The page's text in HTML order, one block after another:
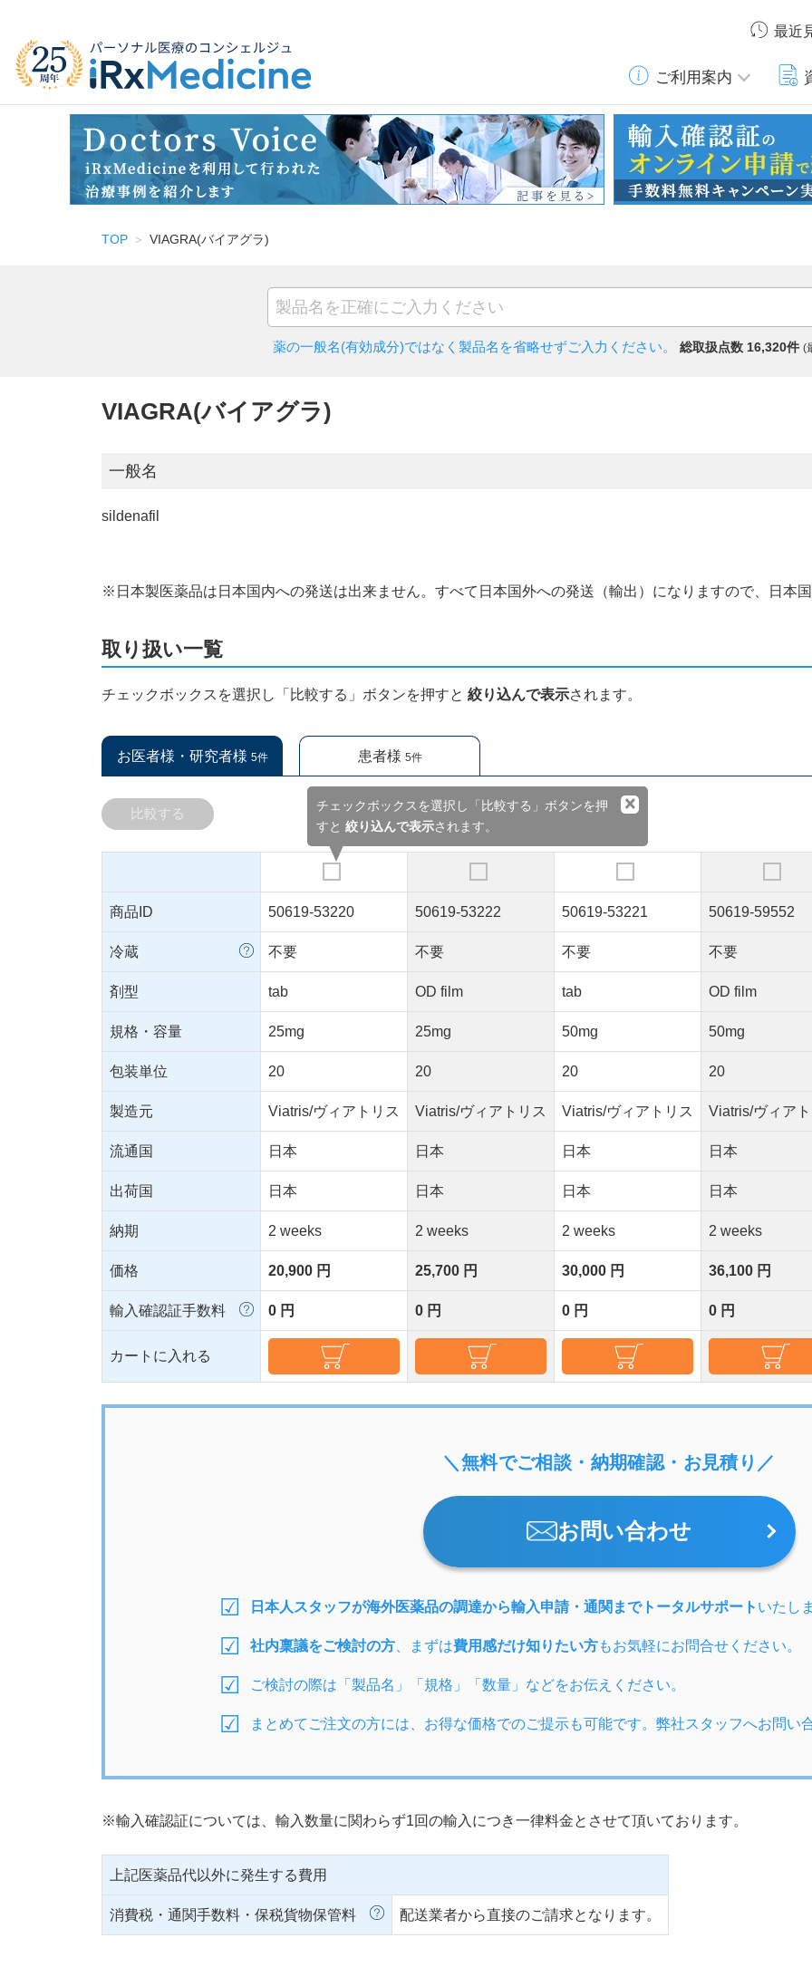
最近
ご利用案内
TOP VIAGRA(バイアグラ)
薬の一般名(有効成分)ではなく 製品名を省略せずご入力ください。 総取扱点数 16,320件 (
VIAGRA(バイアグラ)
一般名
sildenafil
※日本製医薬品は日本国内への発送は出来ません。すべて日本国外への発送（輸出）になりますので、日本
取り扱い一覧
チェックボックスを選択し「比較する」ボタンを押すと絞り込んで表示されます。
お医者様・研究者様 5件 患者様 5件
チェックボックスを選択し「比較する」ボタンを押
すと絞り込んで表示されます。
×
比較する
商品ID 50619-53220 50619-53222 50619-53221 50619-59552
冷蔵 不要 不要 不要 不要
剤型 tab OD film tab OD film
規格・容量 25mg 25mg 50mg 50mg
包装単位 20 20 20 20
製造元 Viatris/ヴィアトリス Viatris/ヴィアトリス Viatris/ヴィアトリス Viatris/ヴィアト
流通国 日本 日本 日本 日本
出荷国 日本 日本 日本 日本
納期 2 weeks 2 weeks 2 weeks 2 weeks
価格 20,900 円 25,700 円 30,000 円 36,100 円
輸入確認証手数料 0 円 0 円 0 円 0 円
カートに入れる
＼無料でご相談・納期確認・お見積り／
お問い合わせ
日本人スタッフが海外医薬品の調達から輸入申請・通関までトータルサポート いたし
社内稟議をご検討の方 、まずは費用感だけ知りたい方もお気軽にお問合せください。
ご検討の際は「製品名」「規格」「数量」などをお伝えください。
まとめてご注文の方には、お得な価格でのご提示も可能です。弊社スタッフへお問い
※輸入確認証については、輸入数量に関わらず1回の輸入につき一律料金とさせて頂いております。
上記医薬品代以外に発生する費用
消費税・通関手数料・保税貨物保管料 配送業者から直接のご請求となります。